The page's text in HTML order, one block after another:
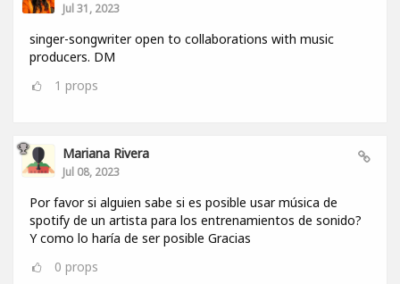
Jul 31, 2023
singer-songwriter open to collaborations with music
producers. DM
1 props
Mariana Rivera
Jul 08, 2023
Por favor si alguien sabe si es posible usar música de
spotify de un artista para los entrenamientos de sonido?
Y como lo haría de ser posible Gracias
0 props